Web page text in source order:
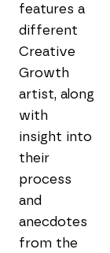
features a
different
Creative
Growth
artist, along
with
insight into
their
process
and
anecdotes
from the